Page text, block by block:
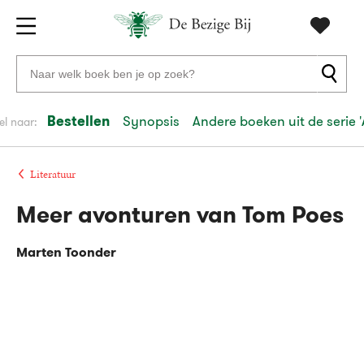
Gratis
verzending
vanaf
20
euro
Voor
23:59
volgendein
Veilig
Gratis
Zoeken
naar
auteurs
en
uitgevers
naar: Bestellen Synopsis Andere boeken uit de serie
Literatuur
Meer avonturen van Tom Poes
Marten Toonder